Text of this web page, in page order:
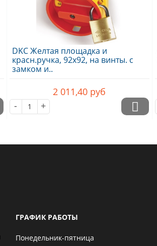
DKC Желтая площадка и
красн.ручка, 92х92, на винты. с
замком и..
2 011,40 руб
-
+
ГРАФИК РАБОТЫ
Понедельник-пятница